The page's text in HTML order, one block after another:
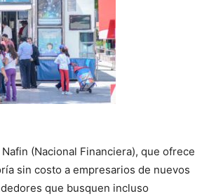
(Nacional Financiera), que ofrece
sin costo a empresarios de nuevos
que busquen incluso